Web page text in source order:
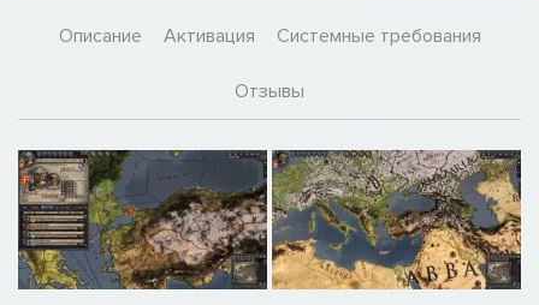
Описание Активация Системные требования
Отзывы